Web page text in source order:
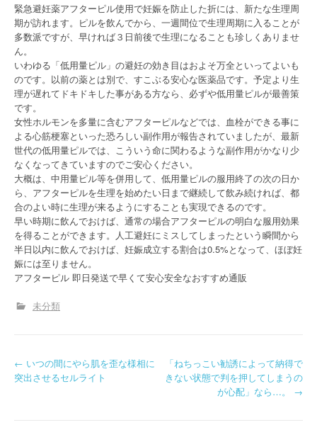
緊急避妊薬アフターピル使用で妊娠を防止した折には、新たな生理周
期が訪れます。ピルを飲んでから、一週間位で生理周期に入ることが
多数派ですが、早ければ３日前後で生理になることも珍しくありませ
ん。
いわゆる「低用量ピル」の避妊の効き目はおよそ万全といってよいも
のです。以前の薬とは別で、すこぶる安心な医薬品です。予定より生
理が遅れてドキドキした事がある方なら、必ずや低用量ピルが最善策
です。
女性ホルモンを多量に含むアフターピルなどでは、血栓ができる事に
よる心筋梗塞といった恐ろしい副作用が報告されていましたが、最新
世代の低用量ピルでは、こういう命に関わるような副作用がかなり少
なくなってきていますのでご安心ください。
大概は、中用量ピル等を併用して、低用量ピルの服用終了の次の日か
ら、アフターピルを生理を始めたい日まで継続して飲み続ければ、都
合のよい時に生理が来るようにすることも実現できるのです。
早い時期に飲んでおけば、通常の場合アフターピルの明白な服用効果
を得ることができます。人工避妊にミスしてしまったという瞬間から
半日以内に飲んでおけば、妊娠成立する割合は0.5%となって、ほぼ妊
娠には至りません。
アフターピル 即日発送で早くて安心安全なおすすめ通販
未分類
P
← いつの間にやら肌を歪な様相に
突出させるセルライト
「ねちっこい勧誘によって納得で
きない状態で判を押してしまうの
が心配」なら…。 →